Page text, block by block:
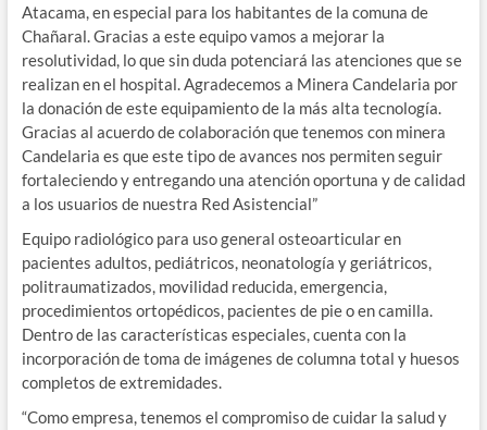
Atacama, en especial para los habitantes de la comuna de
Chañaral. Gracias a este equipo vamos a mejorar la
resolutividad, lo que sin duda potenciará las atenciones que se
realizan en el hospital. Agradecemos a Minera Candelaria por
la donación de este equipamiento de la más alta tecnología.
Gracias al acuerdo de colaboración que tenemos con minera
Candelaria es que este tipo de avances nos permiten seguir
fortaleciendo y entregando una atención oportuna y de calidad
a los usuarios de nuestra Red Asistencial”
Equipo radiológico para uso general osteoarticular en
pacientes adultos, pediátricos, neonatología y geriátricos,
politraumatizados, movilidad reducida, emergencia,
procedimientos ortopédicos, pacientes de pie o en camilla.
Dentro de las características especiales, cuenta con la
incorporación de toma de imágenes de columna total y huesos
completos de extremidades.
“Como empresa, tenemos el compromiso de cuidar la salud y